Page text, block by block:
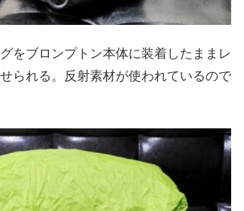
をブロンプトン本体に装着したままレ
られる。反射素材が使われているので